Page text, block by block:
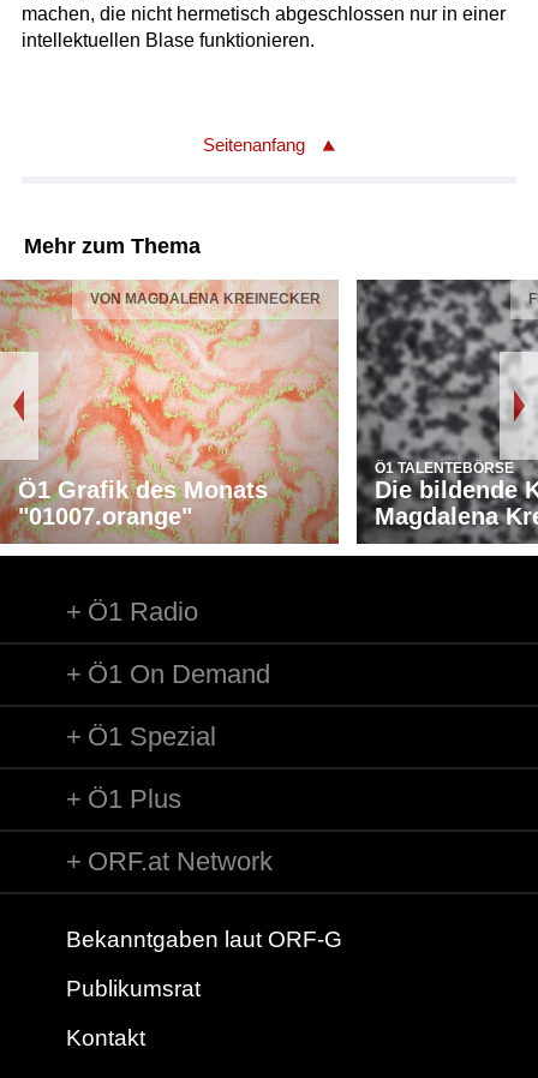
machen, die nicht hermetisch abgeschlossen nur in einer
intellektuellen Blase funktionieren.
Seitenanfang
Mehr zum Thema
VON MAGDALENA KREINECKER
Ö1 Grafik des Monats
"01007.orange"
Ö1 TALENTEBÖRSE
Die bildende
Magdalena
Ö1 Radio
Ö1 On Demand
Ö1 Spezial
Ö1 Plus
ORF.at Network
Bekanntgaben laut ORF-G
Publikumsrat
Kontakt